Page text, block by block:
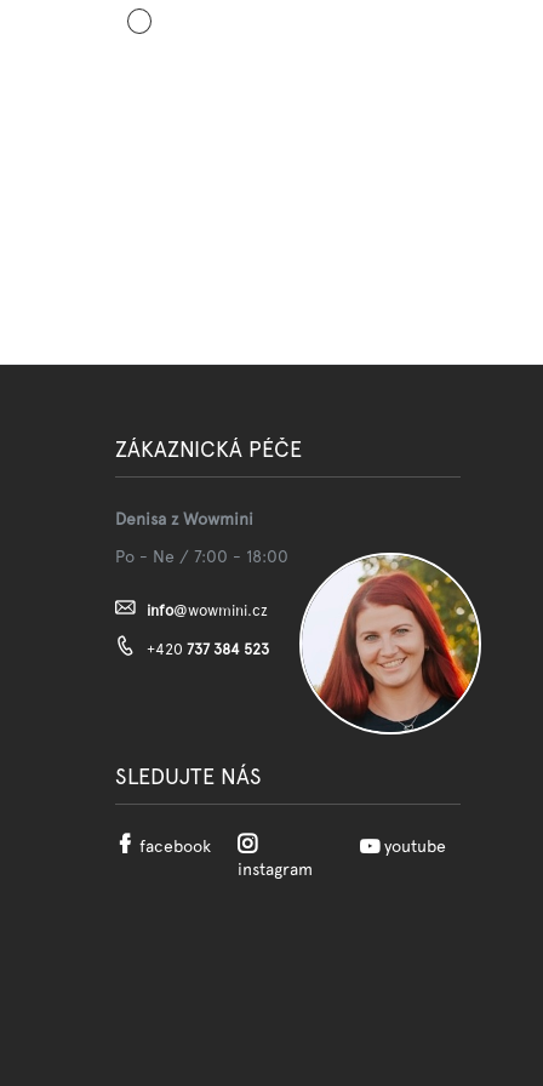
Tmavě
růžová
ZÁKAZNICKÁ PÉČE
Denisa z Wowmini
Po - Ne / 7:00 - 18:00
info@wowmini.cz
+420 737 384 523
SLEDUJTE NÁS
facebook
instagram
youtube